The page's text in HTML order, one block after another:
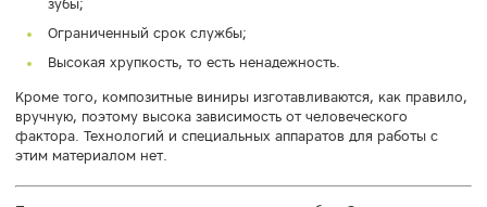
Ограниченный срок службы;
Высокая хрупкость, то есть ненадежность.
Кроме того, композитные виниры изготавливаются, как правило,
вручную, поэтому высока зависимость от человеческого
фактора. Технологий и специальных аппаратов для работы с
этим материалом нет.